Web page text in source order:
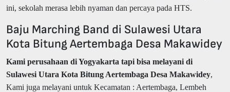
ini, sekolah merasa lebih nyaman dan percaya pada HTS.
Baju Marching Band di Sulawesi Utara
Kota Bitung Aertembaga Desa Makawidey
Kami perusahaan di Yogyakarta tapi bisa melayani di
Sulawesi Utara Kota Bitung Aertembaga Desa Makawidey,
Kami juga melayani untuk Kecamatan : Aertembaga, Lembeh